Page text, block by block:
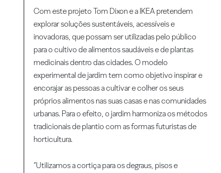
Com este projeto Tom Dixon e a IKEA pretendem
explorar soluções sustentáveis, acessíveis e
inovadoras, que possam ser utilizadas pelo público
para o cultivo de alimentos saudáveis e de plantas
medicinais dentro das cidades. O modelo
experimental de jardim tem como objetivo inspirar e
encorajar as pessoas a cultivar e colher os seus
próprios alimentos nas suas casas e nas comunidades
urbanas. Para o efeito, o jardim harmoniza os métodos
tradicionais de plantio com as formas futuristas de
horticultura.
“Utilizamos a cortiça para os degraus, pisos e